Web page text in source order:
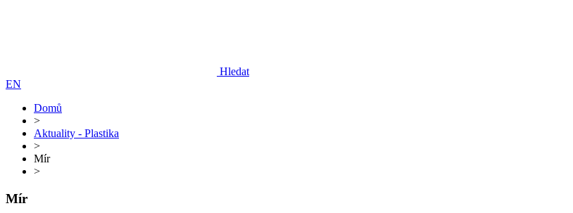
Hledat
EN
Domů
>
Aktuality - Plastika
>
Mír
>
Mír